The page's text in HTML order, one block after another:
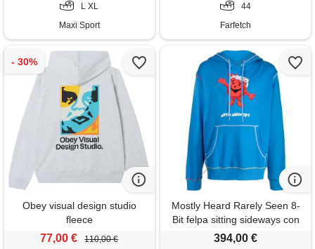
L XL
Maxi Sport
44
Farfetch
Obey visual design studio
fleece
77,00 € 110,00 €
Mostly Heard Rarely Seen 8-
Bit felpa sitting sideways con
stampa grafica - blu
394,00 €